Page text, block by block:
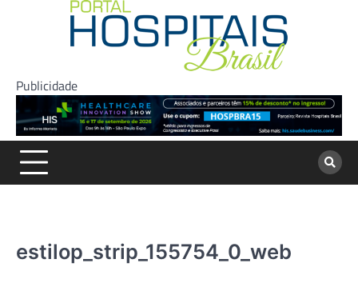
Publicidade
estilop_strip_155754_0_web